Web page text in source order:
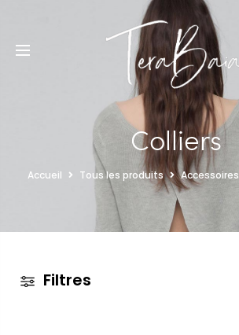
Colliers
Accueil Tous les produits Accessoires
Filtres